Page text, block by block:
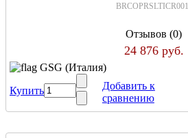
BRCOPRSLTICR001
Отзывов (0)
24 876 руб.
GSG (Италия)
Купить
Добавить к
сравнению